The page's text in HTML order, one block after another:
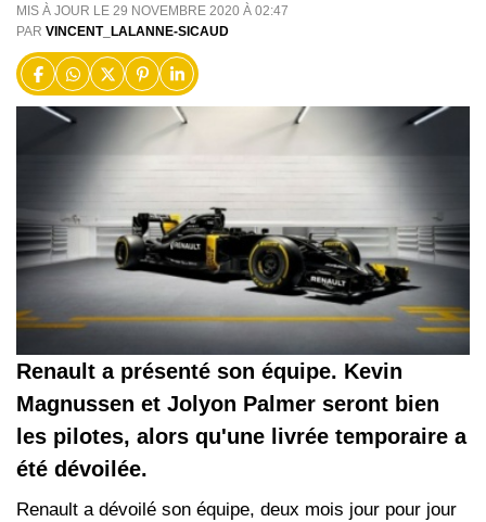
MIS À JOUR LE 29 NOVEMBRE 2020 À 02:47
PAR VINCENT_LALANNE-SICAUD
Renault a présenté son équipe. Kevin
Magnussen et Jolyon Palmer seront bien
les pilotes, alors qu'une livrée temporaire a
été dévoilée.
Renault a dévoilé son équipe, deux mois jour pour jour